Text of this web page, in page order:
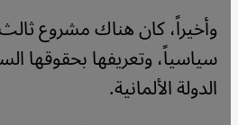
وأخيراً، كان هناك مشروع
سياسياً، وتعريفها بحقوقها
الدولة الألمانية.